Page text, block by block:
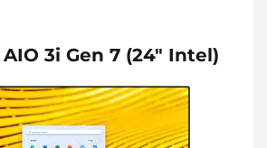
3i Gen 7 (24" Intel)